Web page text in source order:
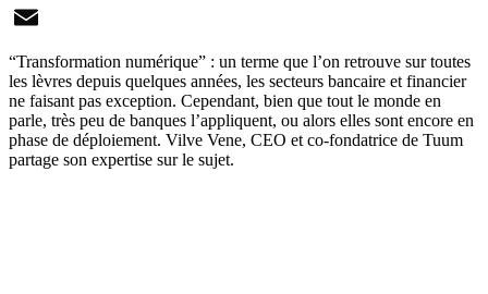
X
Email
“Transformation numérique” : un terme que l’on retrouve sur toutes
les lèvres depuis quelques années, les secteurs bancaire et financier
ne faisant pas exception. Cependant, bien que tout le monde en
parle, très peu de banques l’appliquent, ou alors elles sont encore en
phase de déploiement. Vilve Vene, CEO et co-fondatrice de Tuum
partage son expertise sur le sujet.